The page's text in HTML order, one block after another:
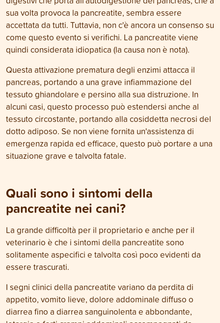
sua volta provoca la pancreatite, sembra essere
accettata da tutti. Tuttavia, non c'è ancora un consenso su
come questo evento si verifichi. La pancreatite viene
quindi considerata idiopatica (la causa non è nota).
Questa attivazione prematura degli enzimi attacca il
pancreas, portando a una grave infiammazione del
tessuto ghiandolare e persino alla sua distruzione. In
alcuni casi, questo processo può estendersi anche al
tessuto circostante, portando alla cosiddetta necrosi del
dotto adiposo. Se non viene fornita un'assistenza di
emergenza rapida ed efficace, questo può portare a una
situazione grave e talvolta fatale.
Quali sono i sintomi della
pancreatite nei cani?
La grande difficoltà per il proprietario e anche per il
veterinario è che i sintomi della pancreatite sono
solitamente aspecifici e talvolta così poco evidenti da
essere trascurati.
I segni clinici della pancreatite variano da perdita di
appetito, vomito lieve, dolore addominale diffuso o
diarrea fino a diarrea sanguinolenta e abbondante,